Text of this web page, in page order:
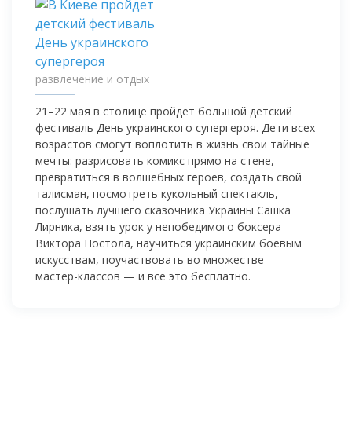
развлечение и отдых
21–22 мая в столице пройдет большой детский
фестиваль День украинского супергероя. Дети всех
возрастов смогут воплотить в жизнь свои тайные
мечты: разрисовать комикс прямо на стене,
превратиться в волшебных героев, создать свой
талисман, посмотреть кукольный спектакль,
послушать лучшего сказочника Украины Сашка
Лирника, взять урок у непобедимого боксера
Виктора Постола, научиться украинским боевым
искусствам, поучаствовать во множестве
мастер-классов — и все это бесплатно.